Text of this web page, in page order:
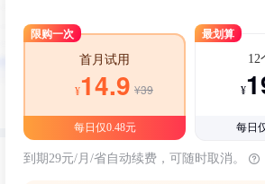
限购一次
首月试用
¥14.9 ¥39
每日仅0.48元
最划算
12
¥
每日
到期29元/月/省自动续费，可随时取消。